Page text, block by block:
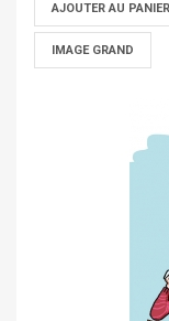
AJOUTER AU PANIER
IMAGE GRAND